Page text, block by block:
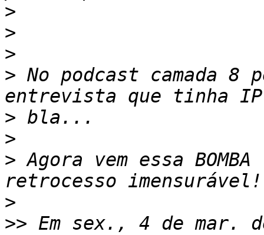
>
>
>
> No podcast camada 8
>
>
> Agora vem essa
>
>> Em sex., 4 de mar.